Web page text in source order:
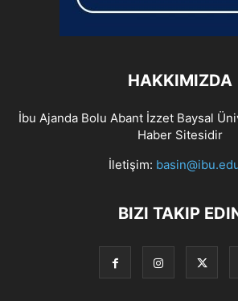
HAKKIMIZDA
İbu Ajanda Bolu Abant İzzet Baysal
Haber Sitesidir
İletişim:
BIZI TAKIP